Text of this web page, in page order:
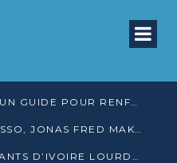
L’ACAT CONGO PRÉSENTE UN GUIDE POUR RENFORCER LES GARANTIES JUDICIAIRES EN GARDE À VUE
DEPUIS SA CELLULE À OUESSO, JONAS FRED MAKITA DÉNONCE CE QU’IL QUALIFIE DE DÉNI DE JUSTICE
BRACONNAGE : 3 TRAFIQUANTS D’IVOIRE LOURDEMENT CONDAMNÉS À DJAMBALA